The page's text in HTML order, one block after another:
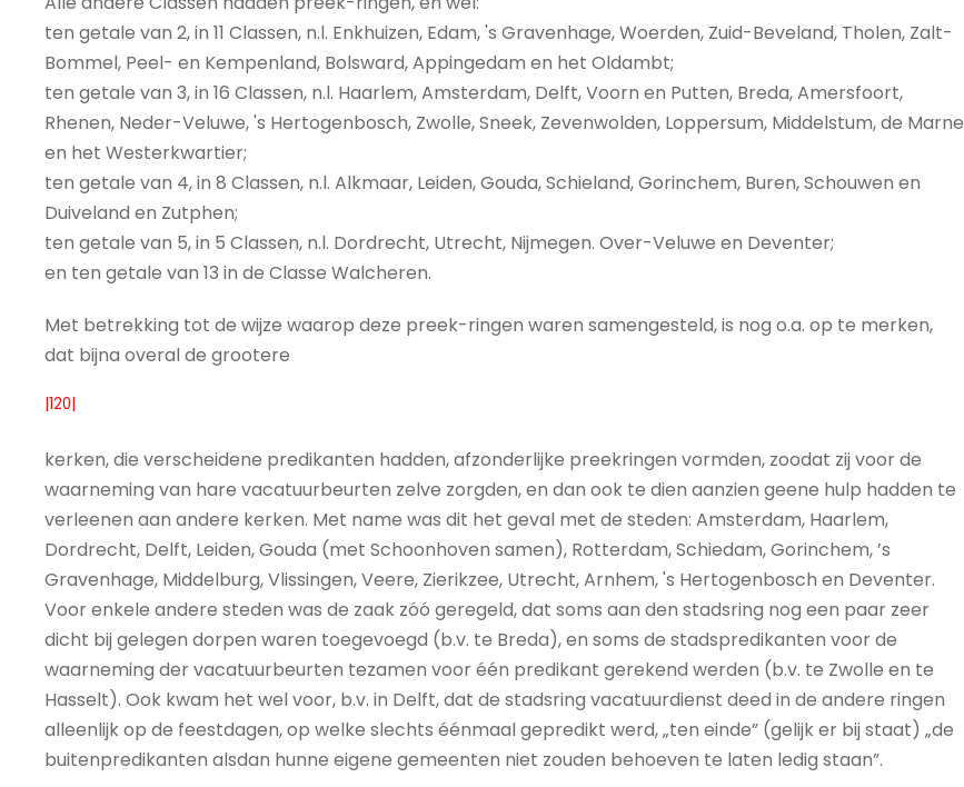
ten getale van 2, in 11 Classen, n.l. Enkhuizen, Edam, 's Gravenhage, Woerden, Zuid-Beveland, Tholen, Zalt-
Bommel, Peel- en Kempenland, Bolsward, Appingedam en het Oldambt;
ten getale van 3, in 16 Classen, n.l. Haarlem, Amsterdam, Delft, Voorn en Putten, Breda, Amersfoort,
Rhenen, Neder-Veluwe, 's Hertogenbosch, Zwolle, Sneek, Zevenwolden, Loppersum, Middelstum, de Marne
en het Westerkwartier;
ten getale van 4, in 8 Classen, n.l. Alkmaar, Leiden, Gouda, Schieland, Gorinchem, Buren, Schouwen en
Duiveland en Zutphen;
ten getale van 5, in 5 Classen, n.l. Dordrecht, Utrecht, Nijmegen. Over-Veluwe en Deventer;
en ten getale van 13 in de Classe Walcheren.
Met betrekking tot de wijze waarop deze preek-ringen waren samengesteld, is nog o.a. op te merken,
dat bijna overal de grootere
|120|
kerken, die verscheidene predikanten hadden, afzonderlijke preekringen vormden, zoodat zij voor de
waarneming van hare vacatuurbeurten zelve zorgden, en dan ook te dien aanzien geene hulp hadden te
verleenen aan andere kerken. Met name was dit het geval met de steden: Amsterdam, Haarlem,
Dordrecht, Delft, Leiden, Gouda (met Schoonhoven samen), Rotterdam, Schiedam, Gorinchem, ’s
Gravenhage, Middelburg, Vlissingen, Veere, Zierikzee, Utrecht, Arnhem, 's Hertogenbosch en Deventer.
Voor enkele andere steden was de zaak zóó geregeld, dat soms aan den stadsring nog een paar zeer
dicht bij gelegen dorpen waren toegevoegd (b.v. te Breda), en soms de stadspredikanten voor de
waarneming der vacatuurbeurten tezamen voor één predikant gerekend werden (b.v. te Zwolle en te
Hasselt). Ook kwam het wel voor, b.v. in Delft, dat de stadsring vacatuurdienst deed in de andere ringen
alleenlijk op de feestdagen, op welke slechts éénmaal gepredikt werd, „ten einde” (gelijk er bij staat) „de
buitenpredikanten alsdan hunne eigene gemeenten niet zouden behoeven te laten ledig staan”.